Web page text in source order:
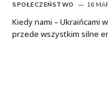
SPOŁECZEŃSTWO 16
Kiedy nami – Ukraińcami
przede wszystkim silne